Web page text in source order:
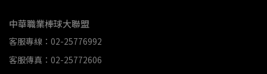
中華職業棒球大聯盟
客服專線：02-25776992
客服傳真：02-25772606